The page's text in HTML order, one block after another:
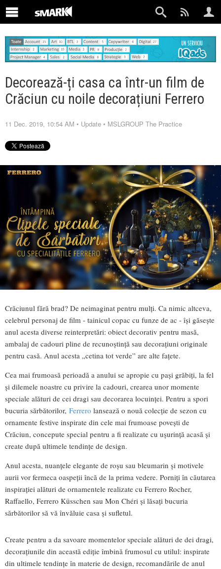
Decorează-ți casa ca într-un film de
Crăciun cu noile decorațiuni Ferrero
11 Dec. 2019, 10:54 AM • Update • MSLGROUP The Practice
Crăciunul fără brad? De neimaginat pentru mulți. Ca nimic altceva,
celebrul personaj de film - tainicul copac cu funze de ac - își găsește
anul acesta diverse reinterpretări: obiect decorativ pentru masă,
ambalaj de cadouri pline de recunoștință sau decorațiuni originale
pentru casă. Anul acesta „cetina tot verde” are alte fațete.
Cea mai frumoasă perioadă a anului se apropie cu pași grăbiți, la fel
și dilemele noastre cu privire la cadouri, crearea unor momente
speciale alături de cei dragi sau decorarea locuinței. Pentru a spori
bucuria sărbătorilor, Ferrero lansează o nouă colecție de sezon cu
ornamente festive inspirate din cele mai frumoase povești de
Crăciun, concepute special pentru a fi realizate cu ușurință acasă și
create după ultimele tendințe de design.
Anul acesta, nuanțele elegante de roșu sau bleumarin și motivele
aurii vor fermeca oaspeții încă de la prima vedere. Porniți în căutarea
inspirației alături de ornamentele realizate cu Ferrero Rocher,
Raffaello, Ferrero Küsschen sau Mon Chéri și lăsați bucuria
sărbătorilor să vă învăluie casa și sufletul.
Create pentru a da savoare momentelor speciale alături de dei dragi,
decorațiunile din această ediție îmbină frumosul cu utilul: inspirate
din ultimele tendințe în materie de design, recomandările de anul